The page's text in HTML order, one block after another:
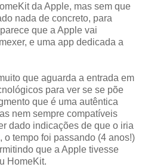
da Apple, mas sem que
nada de concreto, para
que a Apple vai
e uma app dedicada a
que aguarda a entrada em
para ver se se põe
que é uma autêntica
nem sempre compatíveis
dado indicações de que o iria
, o tempo foi passando (4 anos!)
que a Apple tivesse
HomeKit.